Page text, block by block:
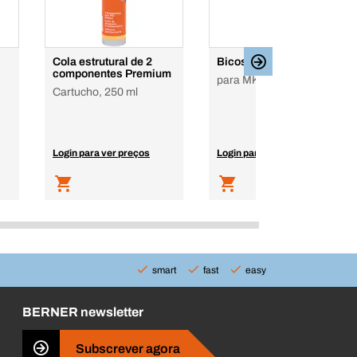
Cola estrutural de 2
componentes Premium
Cartucho, 250 ml
Login para ver preços
Bicos
para MK50
Login para ver preços
smart fast easy
BERNER newsletter
Subscrever agora